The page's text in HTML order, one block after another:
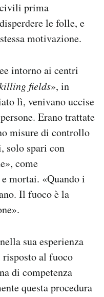
civili prima
le folle, e
motivazione.
intorno ai centri
fields», in
lì, venivano uccise
Erano trattate
misure di controllo
solo spari con
come
mortai. «Quando i
Il fuoco è la
sua esperienza
al fuoco
di competenza
questa procedura